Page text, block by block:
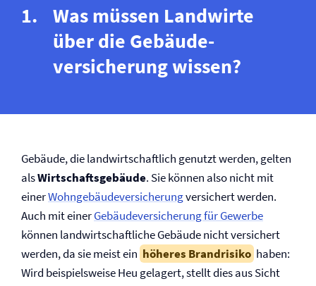
Was müssen Landwirte
über die Gebäude­
versicherung wissen?
Gebäude, die landwirtschaftlich genutzt werden, gelten
alsWirtschaftsgebäude. Sie können also nicht mit
einerWohngebäude­versicherungversichert werden.
Auch mit einerGebäude­versicherung für Gewerbe
können landwirtschaftliche Gebäude nicht versichert
werden, da sie meist ein höheres Brandrisiko haben:
Wird beispielsweise Heu gelagert, stellt dies aus Sicht